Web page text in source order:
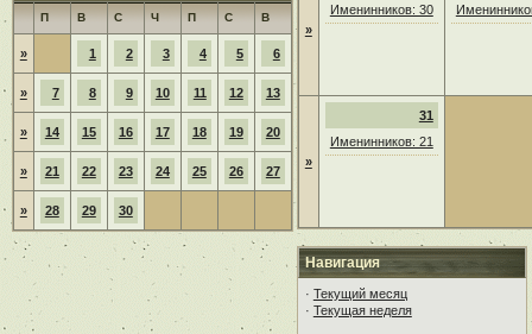
П В С Ч П С В
» 1 2 3 4 5 6
» 7 8 9 10 11 12 13
» 14 15 16 17 18 19 20
» 21 22 23 24 25 26 27
» 28 29 30
»
Именинников: 30
»
31
Именинников: 21
Навигация
· Текущий месяц
· Текущая неделя